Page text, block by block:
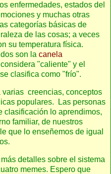
enfermedades, estados del
y muchas otras
categorías básicas de
de las cosas; a veces
su temperatura física.
son la canela
"caliente" y el
clasifica como "frío".
varias creencias, conceptos
populares. Las personas
clasificación lo aprendimos,
familiar, de nuestros
que lo enseñemos de igual
detalles sobre el sistema
memes. Espero que